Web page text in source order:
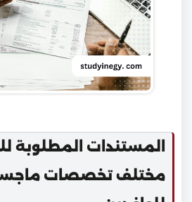
المستندات المطلوبة
مختلف تخصصات